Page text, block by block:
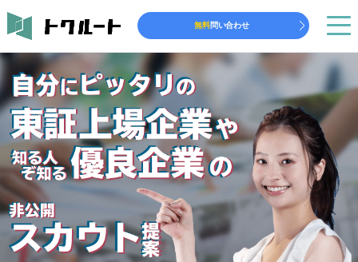
無料問い合わせ